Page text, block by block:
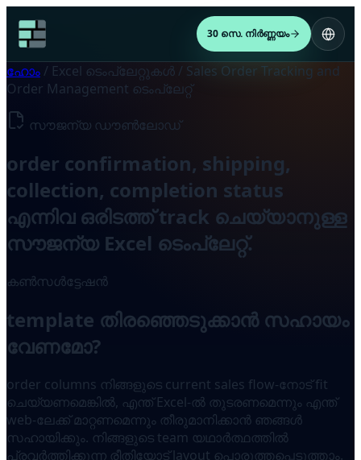
30 സെ. നിർണ്ണയം
ഹോം / Excel ടെംപ്ലേറ്റുകൾ / Sales Order Tracking and
Order Management ടെംപ്ലേറ്റ്
സൗജന്യ ഡൗൺലോഡ്
order confirmation, shipping,
collection, completion status
എന്നിവ ഒരിടത്ത് track ചെയ്യാനുള്ള
സൗജന്യ Excel ടെംപ്ലേറ്റ്.
കൺസൾട്ടേഷൻ
template തിരഞ്ഞെടുക്കാൻ സഹായം
വേണമോ?
order columns നിങ്ങളുടെ current sales flow-നോട് fit
ചെയ്യണമെങ്കിൽ, എന്ത് Excel-ൽ തുടരണമെന്നും എന്ത്
web-ലേക്ക് മാറ്റണമെന്നും തീരുമാനിക്കാൻ ഞങ്ങൾ
സഹായിക്കും. നിങ്ങളുടെ team യഥാർത്ഥത്തിൽ
പ്രവർത്തിക്കുന്ന രീതിയോട് layout പൊരുത്തപ്പെടുത്താം.